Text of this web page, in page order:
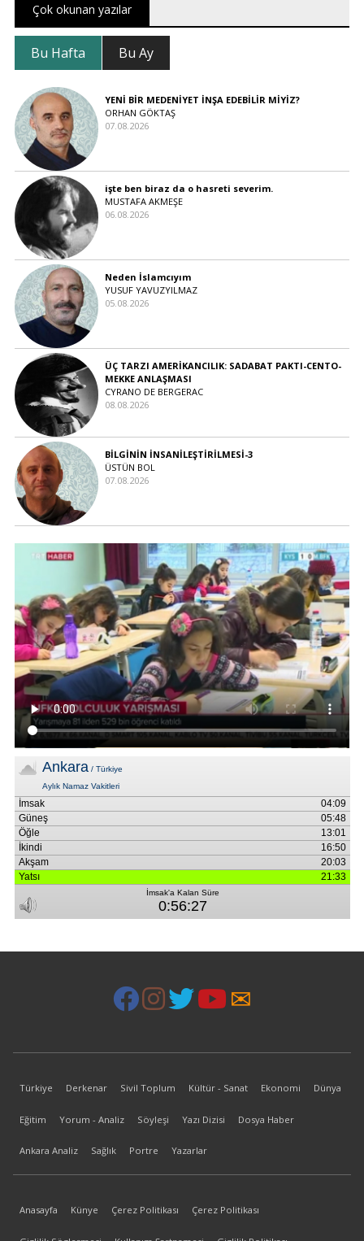
Çok okunan yazılar
Bu Hafta Bu Ay
YENİ BİR MEDENİYET İNŞA EDEBİLİR MİYİZ?
ORHAN GÖKTAŞ
07.08.2026
işte ben biraz da o hasreti severim.
MUSTAFA AKMEŞE
06.08.2026
Neden İslamcıyım
YUSUF YAVUZYILMAZ
05.08.2026
ÜÇ TARZI AMERİKANCILIK: SADABAT PAKTI-CENTO-
MEKKE ANLAŞMASI
CYRANO DE BERGERAC
08.08.2026
BİLGİNİN İNSANİLEŞTİRİLMESİ-3
ÜSTÜN BOL
07.08.2026
Türkiye Derkenar Sivil Toplum Kültür - Sanat Ekonomi Dünya
Eğitim Yorum - Analiz Söyleşi Yazı Dizisi Dosya Haber
Ankara Analiz Sağlık Portre Yazarlar
Anasayfa Künye Çerez Politikası Çerez Politikası